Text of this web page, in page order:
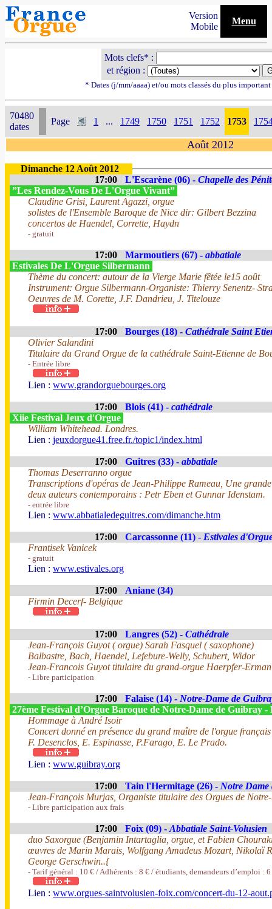
Version
Mobile
Menu
Mots clefs* :
et région :
* Dates (j/mm/aaaa) et/ou mots classés du plus
70480
dates
Page 1 ... 1749 1750 1751 1752 1753
Août 2012
Dimanche 12 Août 2012
17:00
L'Escarène (06) - Chapelle des
”Les Rendez-Vous De L'Orgue Vivant”
Claudine Grisi, Laurent Agazzi, orgue
solistes de l'Ensemble Baroque de Nice dir: Gilbert Bezzina
concertos de Haendel, Corrette, Haydn
- gratuit
17:00 Marmoutiers (67) - abbatiale
Estivales De L'Orgue Silbermann
Thème du concert: autour de la Vierge Marie fêtée le15 août
Instrument: Orgue Silbermann-Organiste: Thierry Senentz-
Oeuvres de M. Corette, J.F. Dandrieu, J. Titelouze
17:00 Bourges (18) - Cathédrale Saint
Olivier Salandini
Titulaire du Grand Orgue de la cathédrale Saint-Etienne de
- Entrée libre
Lien : www.grandorguebourges.org
17:00 Blois (41) - cathédrale
Xiie Festival Jeux d'Orgue
William Whitehead. Londres.
Lien : jeuxdorgue41.free.fr./topic1/index.html
17:00 Guitres (33) - abbatiale
Thomas Deserranno orgue
Transcriptions d'opéras de Jean-Philippe Rameau, Une
deux auteurs contemporains : Petr Eben et Gunnar Idenstam.
- entrée libre
Lien : www.abbatialedeguitres.com/dimanche.htm
17:00 Carcassonne (11) - Estivales
Frantisek Vanicek
- gratuit
Lien : www.estivales.org
17:00
Aniane (34)
Firmin Decerf- Belgique
17:00 Langres (52) - Cathédrale
Jean-François Guyot ( orgue) Sarah Fasquel ( saxophone)
Balbastre, Bach, Haendel, Lefebure-Welly, Schubert, Widor
Jean-Francois Guyot titulaire du grand-orgue Haerpfer-
- Libre participation
17:00 Falaise (14) - Notre-Dame de
27ème Festival d’Orgue Baroque de Notre-Dame de Guibray -
Hommage à André Isoir
Concert donné en présence du grand maître de l'orgue
F. Desenclos, E. Espinasse, P.Farago, E. Le Prado.
Lien : www.guibray.org
17:00 Tain l'Hermitage (26) - Notre
Jean-François Murjas, Organiste titulaire des Orgues de
- Libre participation aux frais
17:00 Foix (09) - Abbatiale Saint-Volusien
duo Saxorgue (Benjamin Intartaglia, orgue, et Fabien
œuvres de Marin Marais, Wolfgang Amadeus Mozart, Nikolaï
George Gerschwin..{
- Tarif général : 10 € / Adhérents : 8 € / étudiants, demandeurs d’emploi :
Lien : www.orgues-saintvolusien-foix.com/concert-du-12-